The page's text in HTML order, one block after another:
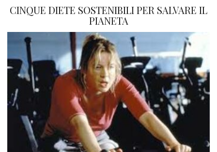
CINQUE DIETE SOSTENIBILI PER SALVARE IL
PIANETA